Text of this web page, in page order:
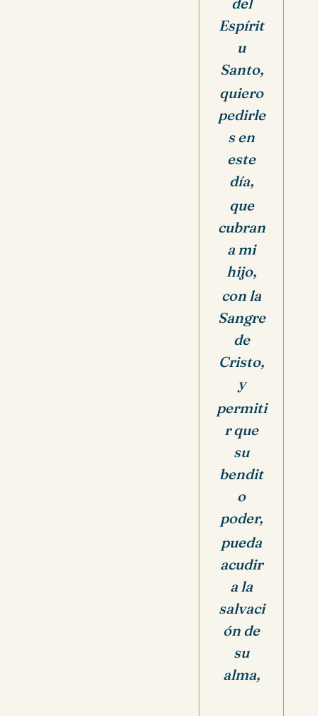
Espírit
u
Santo,
quiero
pedirle
s en
este
día,
que
cubran
a mi
hijo,
con la
Sangre
de
Cristo,
y
permiti
r que
su
bendit
o
poder,
pueda
acudir
a la
salvaci
ón de
su
alma,